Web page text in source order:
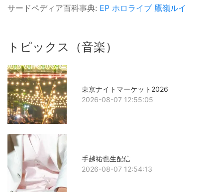
サードペディア百科事典: EP ホロライブ 鷹嶺ルイ
トピックス（音楽）
東京ナイトマーケット2026
2026-08-07 12:55:05
手越祐也生配信
2026-08-07 12:54:13